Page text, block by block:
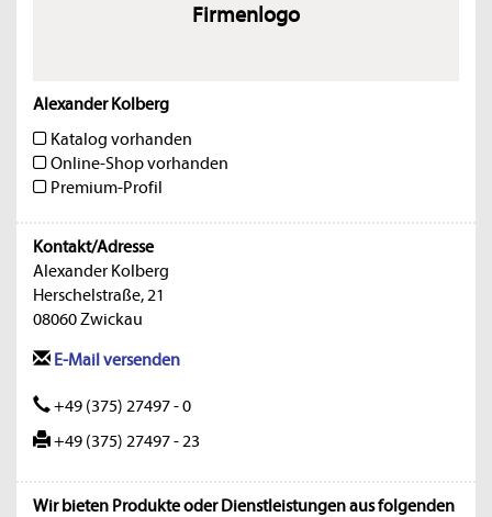
Firmenlogo
Alexander Kolberg
Katalog vorhanden
Online-Shop vorhanden
Premium-Profil
Kontakt/Adresse
Alexander Kolberg
Herschelstraße, 21
08060 Zwickau
E-Mail versenden
+49 (375) 27497 - 0
+49 (375) 27497 - 23
Wir bieten Produkte oder Dienstleistungen aus folgenden